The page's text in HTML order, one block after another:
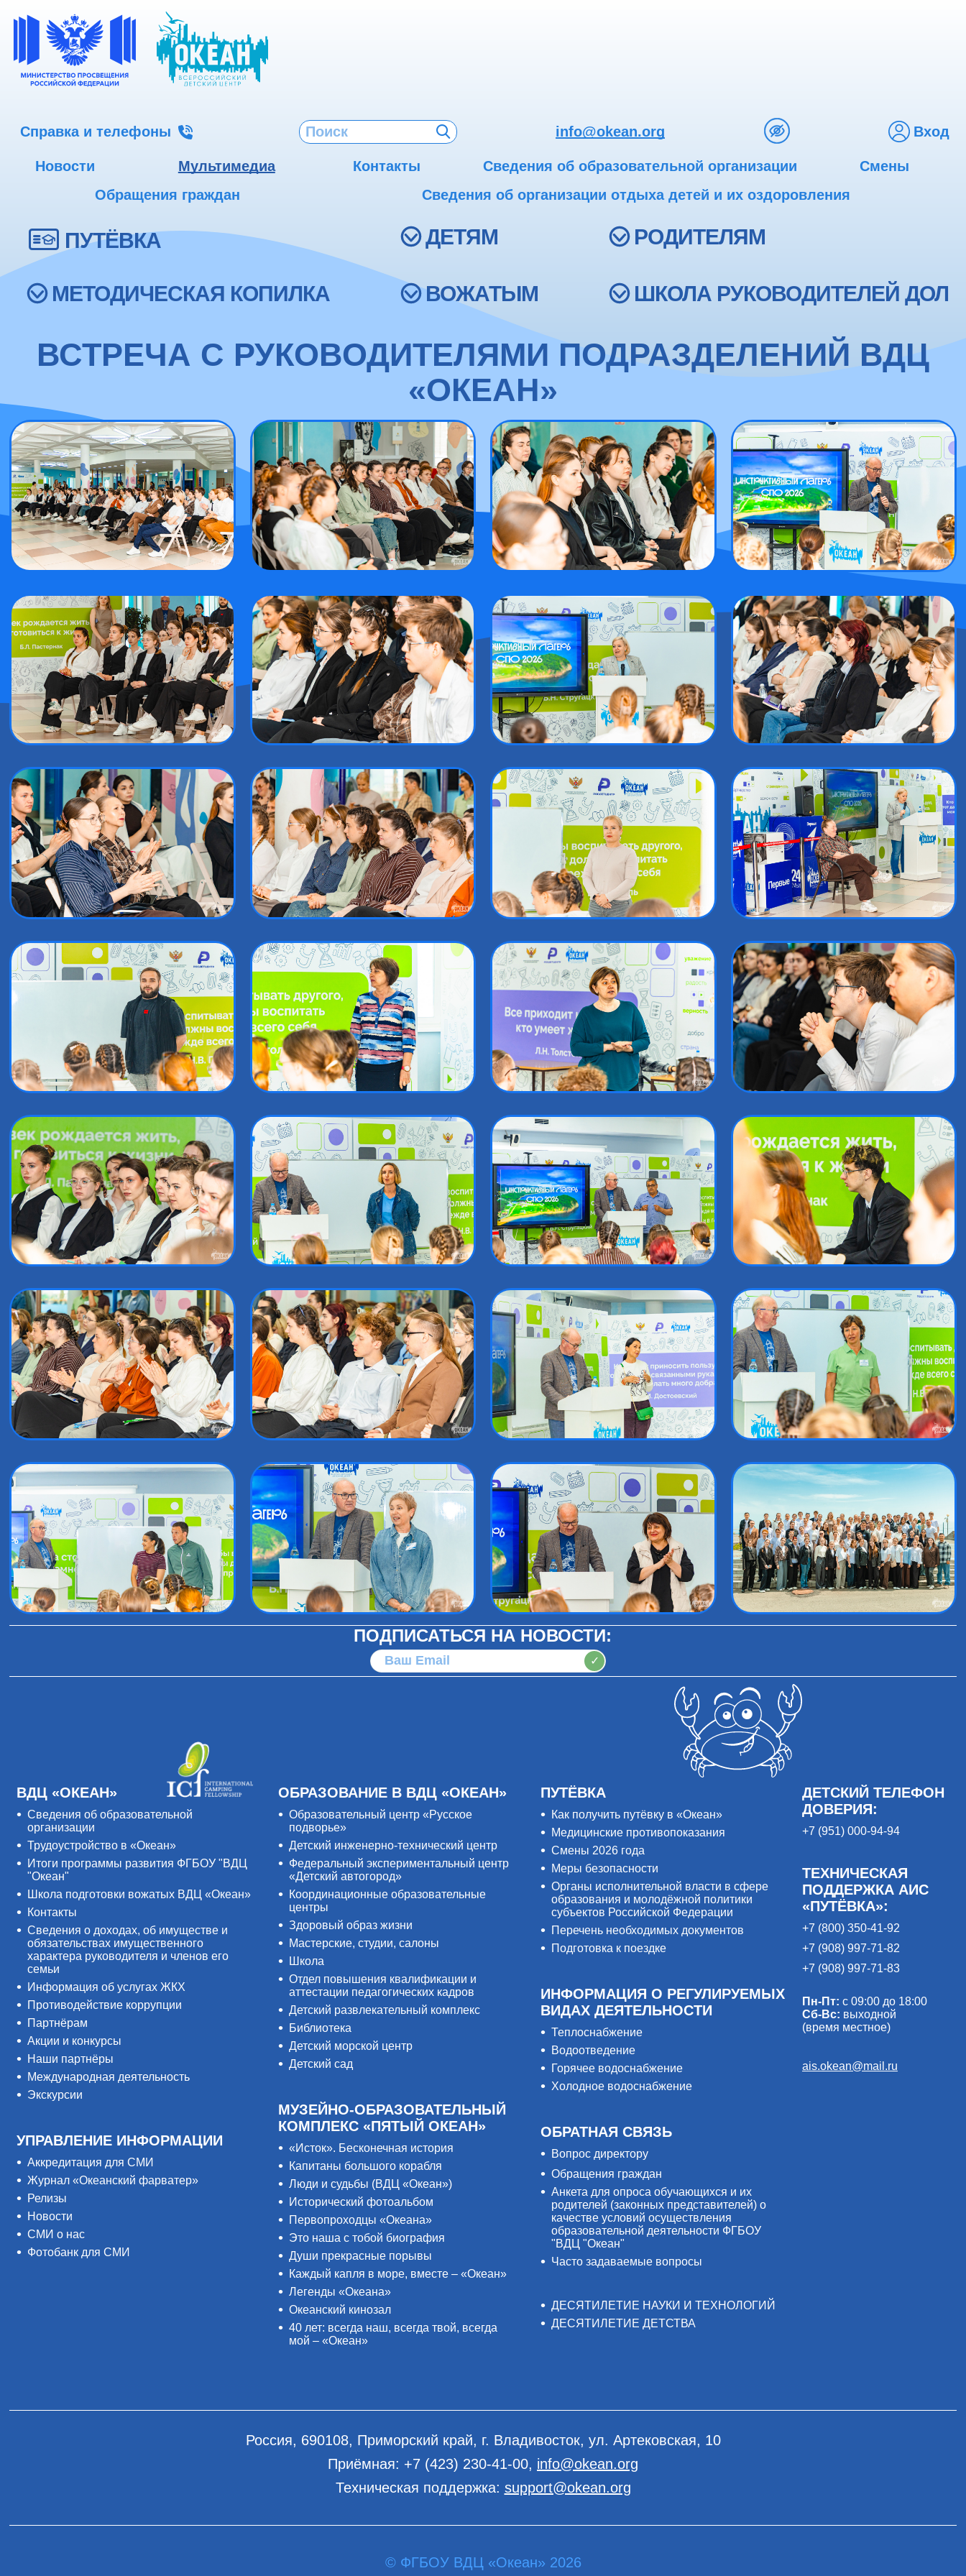
Справка и телефоны info@okean.org Вход
Новости Мультимедиа Контакты Сведения об образовательной организации
Смены
Обращения граждан
Сведения об организации отдыха детей и их оздоровления
ПУТЁВКА ДЕТЯМ РОДИТЕЛЯМ
МЕТОДИЧЕСКАЯ КОПИЛКА ВОЖАТЫМ ШКОЛА РУКОВОДИТЕЛЕЙ ДОЛ
ВСТРЕЧА С РУКОВОДИТЕЛЯМИ ПОДРАЗДЕЛЕНИЙ ВДЦ
«ОКЕАН»
ПОДПИСАТЬСЯ НА НОВОСТИ:
✓
ВДЦ «ОКЕАН»
Сведения об образовательной
организации
Трудоустройство в «Океан»
Итоги программы развития ФГБОУ "ВДЦ
"Океан"
Школа подготовки вожатых ВДЦ «Океан»
Контакты
Сведения о доходах, об имуществе и
обязательствах имущественного
характера руководителя и членов его
семьи
Информация об услугах ЖКХ
Противодействие коррупции
Партнёрам
Акции и конкурсы
Наши партнёры
Международная деятельность
Экскурсии
УПРАВЛЕНИЕ ИНФОРМАЦИИ
Аккредитация для СМИ
Журнал «Океанский фарватер»
Релизы
Новости
СМИ о нас
Фотобанк для СМИ
ОБРАЗОВАНИЕ В ВДЦ «ОКЕАН»
Образовательный центр «Русское
подворье»
Детский инженерно-технический центр
Федеральный экспериментальный центр
«Детский автогород»
Координационные образовательные
центры
Здоровый образ жизни
Мастерские, студии, салоны
Школа
Отдел повышения квалификации и
аттестации педагогических кадров
Детский развлекательный комплекс
Библиотека
Детский морской центр
Детский сад
МУЗЕЙНО-ОБРАЗОВАТЕЛЬНЫЙ
КОМПЛЕКС «ПЯТЫЙ ОКЕАН»
«Исток». Бесконечная история
Капитаны большого корабля
Люди и судьбы (ВДЦ «Океан»)
Исторический фотоальбом
Первопроходцы «Океана»
Это наша с тобой биография
Души прекрасные порывы
Каждый капля в море, вместе – «Океан»
Легенды «Океана»
Океанский кинозал
40 лет: всегда наш, всегда твой, всегда
мой – «Океан»
ПУТЁВКА
Как получить путёвку в «Океан»
Медицинские противопоказания
Смены 2026 года
Меры безопасности
Органы исполнительной власти в сфере
образования и молодёжной политики
субъектов Российской Федерации
Перечень необходимых документов
Подготовка к поездке
ИНФОРМАЦИЯ О РЕГУЛИРУЕМЫХ
ВИДАХ ДЕЯТЕЛЬНОСТИ
Теплоснабжение
Водоотведение
Горячее водоснабжение
Холодное водоснабжение
ОБРАТНАЯ СВЯЗЬ
Вопрос директору
Обращения граждан
Анкета для опроса обучающихся и их
родителей (законных представителей) о
качестве условий осуществления
образовательной деятельности ФГБОУ
"ВДЦ "Океан"
Часто задаваемые вопросы
ДЕСЯТИЛЕТИЕ НАУКИ И ТЕХНОЛОГИЙ
ДЕСЯТИЛЕТИЕ ДЕТСТВА
ДЕТСКИЙ ТЕЛЕФОН
ДОВЕРИЯ:
+7 (951) 000-94-94
ТЕХНИЧЕСКАЯ
ПОДДЕРЖКА АИС
«ПУТЁВКА»:
+7 (800) 350-41-92
+7 (908) 997-71-82
+7 (908) 997-71-83
Пн-Пт: с 09:00 до 18:00
Сб-Вс: выходной
(время местное)
ais.okean@mail.ru
Россия, 690108, Приморский край, г. Владивосток, ул. Артековская, 10
Приёмная: +7 (423) 230-41-00, info@okean.org
Техническая поддержка: support@okean.org
© ФГБОУ ВДЦ «Океан» 2026